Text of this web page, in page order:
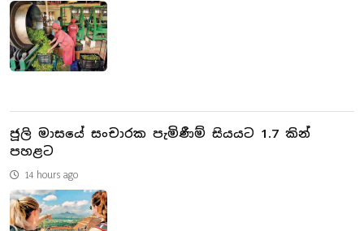
ජූලි මාසයේ සංචාරක පැමිණීම් සියයට 1.7 කින්
පහළට
14 hours ago